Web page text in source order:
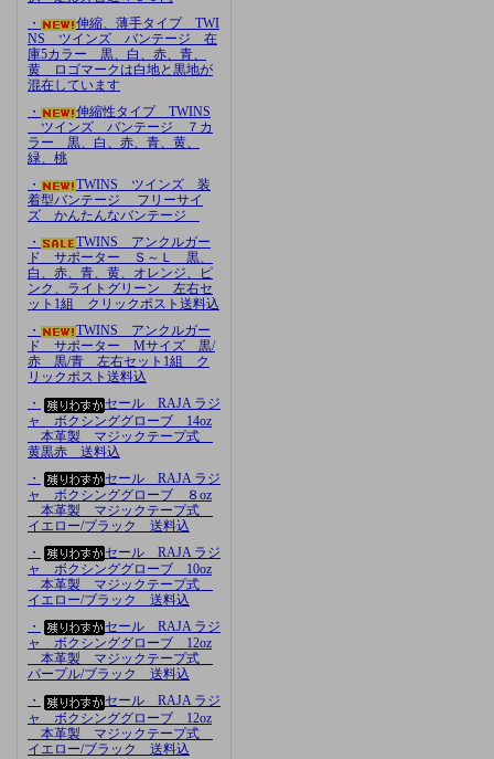
・
伸縮、薄手タイプ TWI
NS ツインズ バンテージ 在
庫5カラー 黒、白、赤、青、
黄 ロゴマークは白地と黒地が
混在しています
・
伸縮性タイプ TWINS
ツインズ バンテージ ７カ
ラー 黒、白、赤、青、黄、
緑、桃
・
TWINS ツインズ 装
着型バンテージ フリーサイ
ズ かんたんなバンテージ
・
TWINS アンクルガー
ド サポーター Ｓ～Ｌ 黒、
白、赤、青、黄、オレンジ、ピ
ンク、ライトグリーン 左右セ
ット1組 クリックポスト送料込
・
TWINS アンクルガー
ド サポーター Mサイズ 黒/
赤 黒/青 左右セット1組 ク
リックポスト送料込
・
セール RAJA ラジ
ャ ボクシンググローブ 14oz
本革製 マジックテープ式
黄黒赤 送料込
・
セール RAJA ラジ
ャ ボクシンググローブ ８oz
本革製 マジックテープ式
イエロー/ブラック 送料込
・
セール RAJA ラジ
ャ ボクシンググローブ 10oz
本革製 マジックテープ式
イエロー/ブラック 送料込
・
セール RAJA ラジ
ャ ボクシンググローブ 12oz
本革製 マジックテープ式
パープル/ブラック 送料込
・
セール RAJA ラジ
ャ ボクシンググローブ 12oz
本革製 マジックテープ式
イエロー/ブラック 送料込